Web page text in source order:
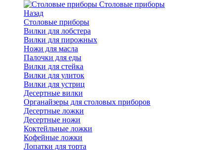
Cтоловые приборы
Назад
Cтоловые приборы
Вилки для лобстера
Вилки для пирожных
Ножи для масла
Палочки для еды
Вилки для стейка
Вилки для улиток
Вилки для устриц
Десертные вилки
Органайзеры для столовых приборов
Десертные ложки
Десертные ножи
Коктейльные ложки
Кофейные ложки
Лопатки для торта